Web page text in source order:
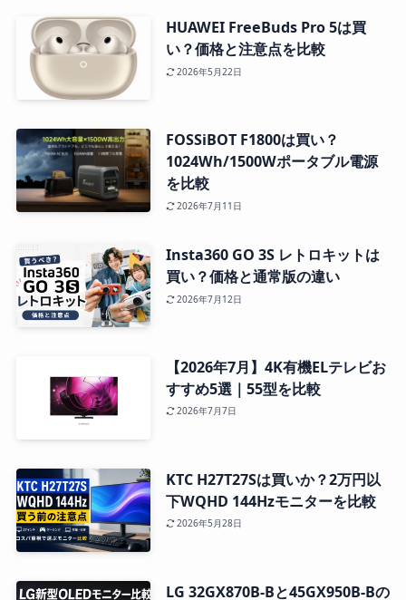
HUAWEI FreeBuds Pro 5は買
い？価格と注意点を比較
2026年5月22日
FOSSiBOT F1800は買い？
1024Wh/1500Wポータブル電源
を比較
2026年7月11日
Insta360 GO 3S レトロキットは
買い？価格と通常版の違い
2026年7月12日
【2026年7月】4K有機ELテレビお
すすめ5選｜55型を比較
2026年7月7日
KTC H27T27Sは買いか？2万円以
下WQHD 144Hzモニターを比較
2026年5月28日
LG 32GX870B-Bと45GX950B-Bの